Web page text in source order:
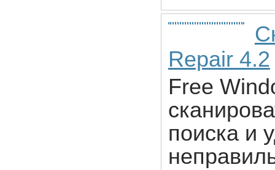
Repair 4.2
Free
поиска и